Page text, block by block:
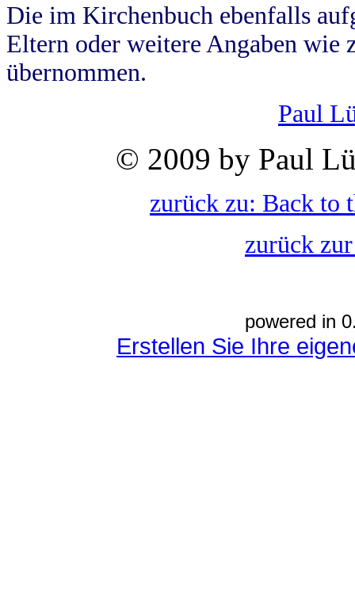
Die im Kirchenbuch ebenfalls
Eltern oder weitere Angaben wie
übernommen.
Paul
© 2009 by Paul
zurück zu: Back to
zurück
powered in
Erstellen Sie Ihre